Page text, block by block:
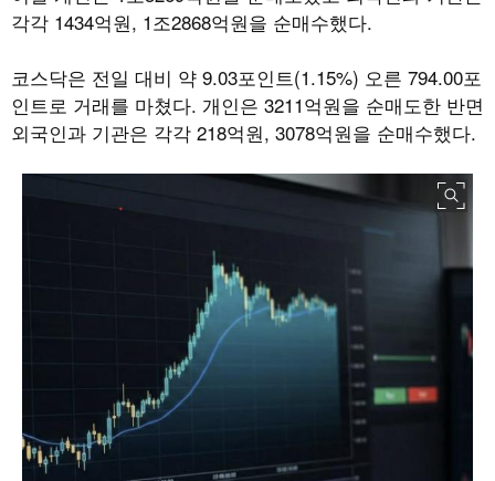
각각 1434억원, 1조2868억원을 순매수했다.
코스닥은 전일 대비 약 9.03포인트(1.15%) 오른 794.00포
인트로 거래를 마쳤다. 개인은 3211억원을 순매도한 반면
외국인과 기관은 각각 218억원, 3078억원을 순매수했다.